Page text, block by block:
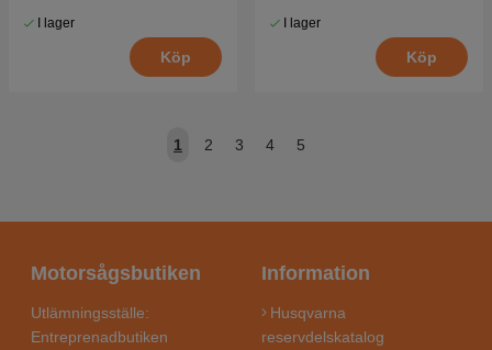
I lager
Köp
I lager
Köp
1 2 3 4 5
Motorsågsbutiken
Utlämningsställe:
Entreprenadbutiken
Information
Husqvarna
reservdelskatalog